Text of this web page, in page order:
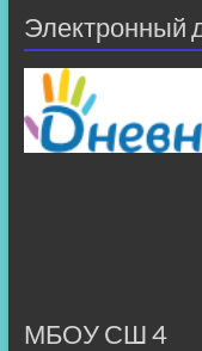
Электронный
МБОУ СШ 4